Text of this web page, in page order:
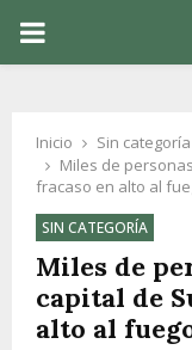
PRIMARY
Inicio
Sin categoría
Miles de
fracaso en alto al
SIN CATEGORÍA
Miles de
capital de
alto al